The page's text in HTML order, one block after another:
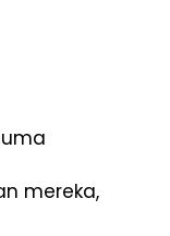
mereka,